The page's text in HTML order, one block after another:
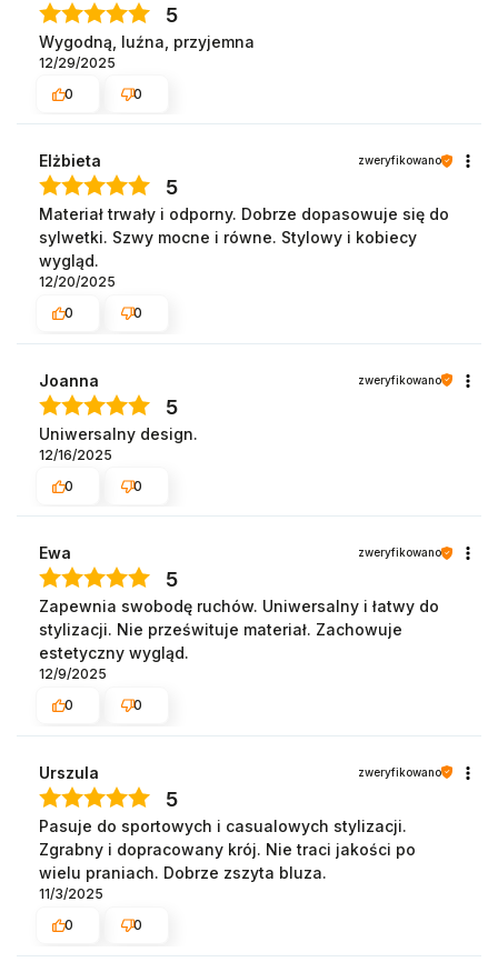
5
Wygodną, luźna, przyjemna
12/29/2025
0
0
Elżbieta zweryfikowano
5
Materiał trwały i odporny. Dobrze dopasowuje się do
sylwetki. Szwy mocne i równe. Stylowy i kobiecy
wygląd.
12/20/2025
0
0
Joanna zweryfikowano
5
Uniwersalny design.
12/16/2025
0
0
Ewa zweryfikowano
5
Zapewnia swobodę ruchów. Uniwersalny i łatwy do
stylizacji. Nie prześwituje materiał. Zachowuje
estetyczny wygląd.
12/9/2025
0
0
Urszula zweryfikowano
5
Pasuje do sportowych i casualowych stylizacji.
Zgrabny i dopracowany krój. Nie traci jakości po
wielu praniach. Dobrze zszyta bluza.
11/3/2025
0
0